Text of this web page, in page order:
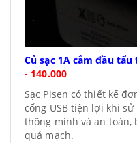
Củ sạc 1A cắm đầu
- 140.000
Sạc Pisen có thiết kế
cổng USB tiện lợi khi
thông minh và an toàn,
quá mạch.